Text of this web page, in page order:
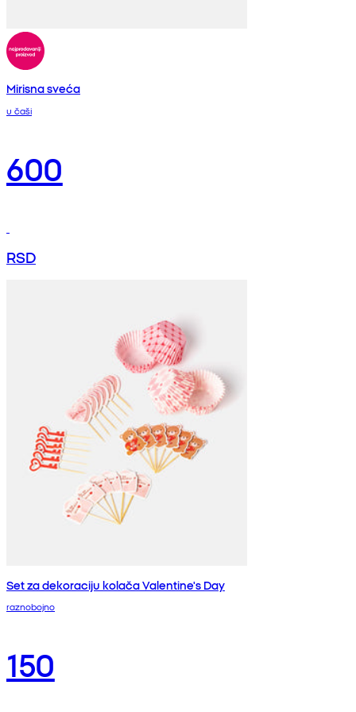
Mirisna sveća
u čaši
600
RSD
Set za dekoraciju kolača Valentine's Day
raznobojno
150